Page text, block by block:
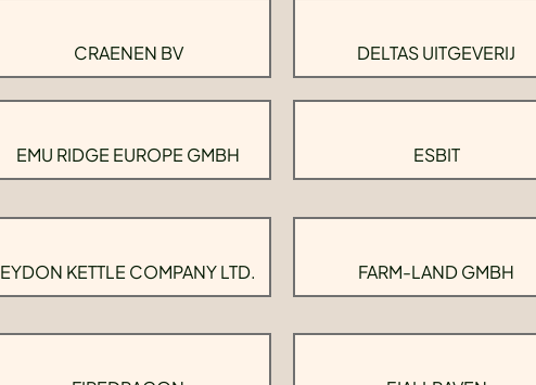
CRAENEN BV DELTAS UITGEVERIJ
EMU RIDGE EUROPE GMBH ESBIT
EYDON KETTLE COMPANY LTD. FARM-LAND GMBH